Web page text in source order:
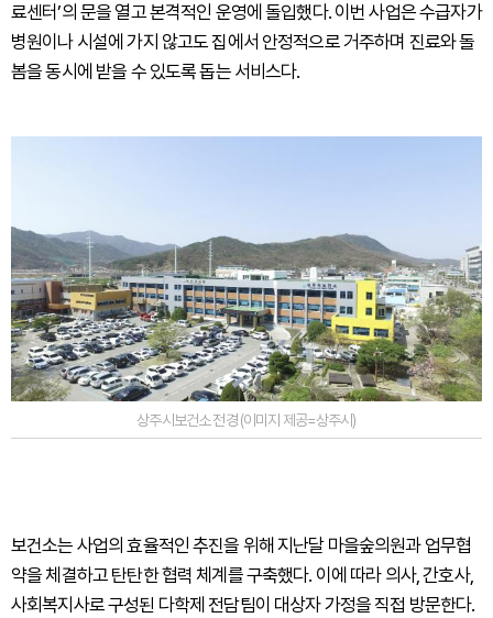
료센터’의 문을 열고 본격적인 운영에 돌입했다. 이번 사업은 수급자가
병원이나 시설에 가지 않고도 집에서 안정적으로 거주하며 진료와 돌
봄을 동시에 받을 수 있도록 돕는 서비스다.
상주시보건소 전경 (이미지 제공=상주시)
보건소는 사업의 효율적인 추진을 위해 지난달 마을숲의원과 업무협
약을 체결하고 탄탄한 협력 체계를 구축했다. 이에 따라 의사, 간호사,
사회복지사로 구성된 다학제 전담팀이 대상자 가정을 직접 방문한다.